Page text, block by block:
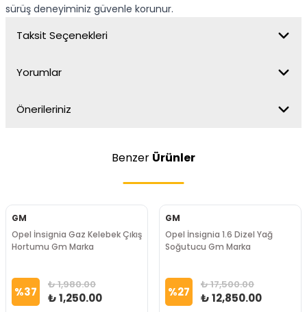
sürüş deneyiminiz güvenle korunur.
Taksit Seçenekleri
Yorumlar
Önerileriniz
Benzer Ürünler
GM
Opel İnsignia Gaz Kelebek Çıkış
Hortumu Gm Marka
%37 ₺ 1,980.00
₺ 1,250.00
GM
Opel İnsignia 1.6 Dizel Yağ
Soğutucu Gm Marka
%27 ₺ 17,500.00
₺ 12,850.00